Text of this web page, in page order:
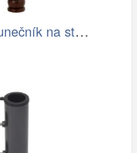
Béžový slunečník na stůl s třásněmi a…